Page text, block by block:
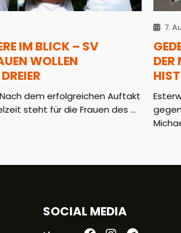
IM BLICK – SV
WOLLEN
dem erfolgreichen Auftakt
steht für die Frauen des ...
7.
DER
SOCIAL MEDIA